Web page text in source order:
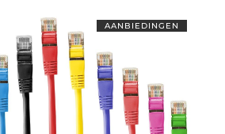
AANBIEDINGEN